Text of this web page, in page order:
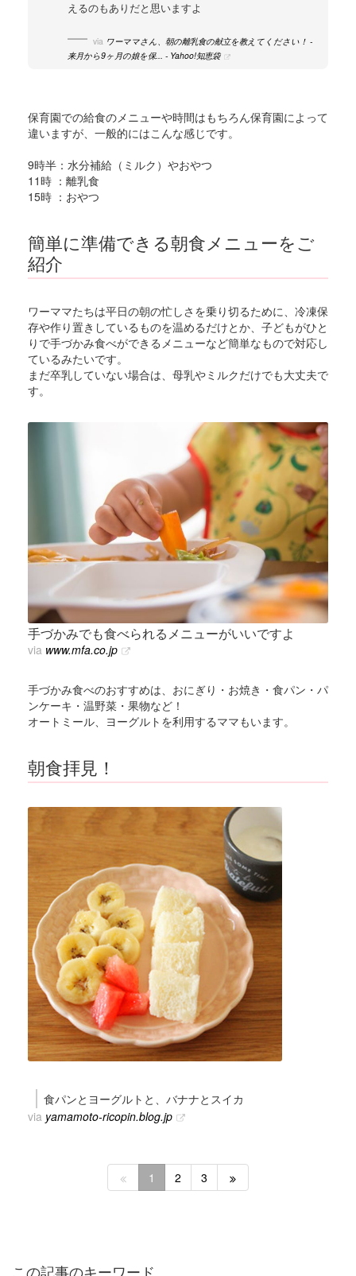
えるのもありだと思いますよ
via ワーママさん、朝の離乳食の献立を教えてください！ -
来月から9ヶ月の娘を保... - Yahoo!知恵袋
保育園での給食のメニューや時間はもちろん保育園によって
違いますが、一般的にはこんな感じです。
9時半：水分補給（ミルク）やおやつ
11時 ：離乳食
15時 ：おやつ
簡単に準備できる朝食メニューをご
紹介
ワーママたちは平日の朝の忙しさを乗り切るために、冷凍保
存や作り置きしているものを温めるだけとか、子どもがひと
りで手づかみ食べができるメニューなど簡単なもので対応し
ているみたいです。
まだ卒乳していない場合は、母乳やミルクだけでも大丈夫で
す。
手づかみでも食べられるメニューがいいですよ
via www.mfa.co.jp
手づかみ食べのおすすめは、おにぎり・お焼き・食パン・パ
ンケーキ・温野菜・果物など！
オートミール、ヨーグルトを利用するママもいます。
朝食拝見！
食パンとヨーグルトと、バナナとスイカ
via yamamoto-ricopin.blog.jp
1 2 3
この記事のキーワード